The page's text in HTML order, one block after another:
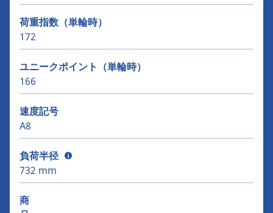
荷重指数（単輪時）
172
ユニークポイント（単輪時）
166
速度記号
A8
負荷半径
732 mm
商